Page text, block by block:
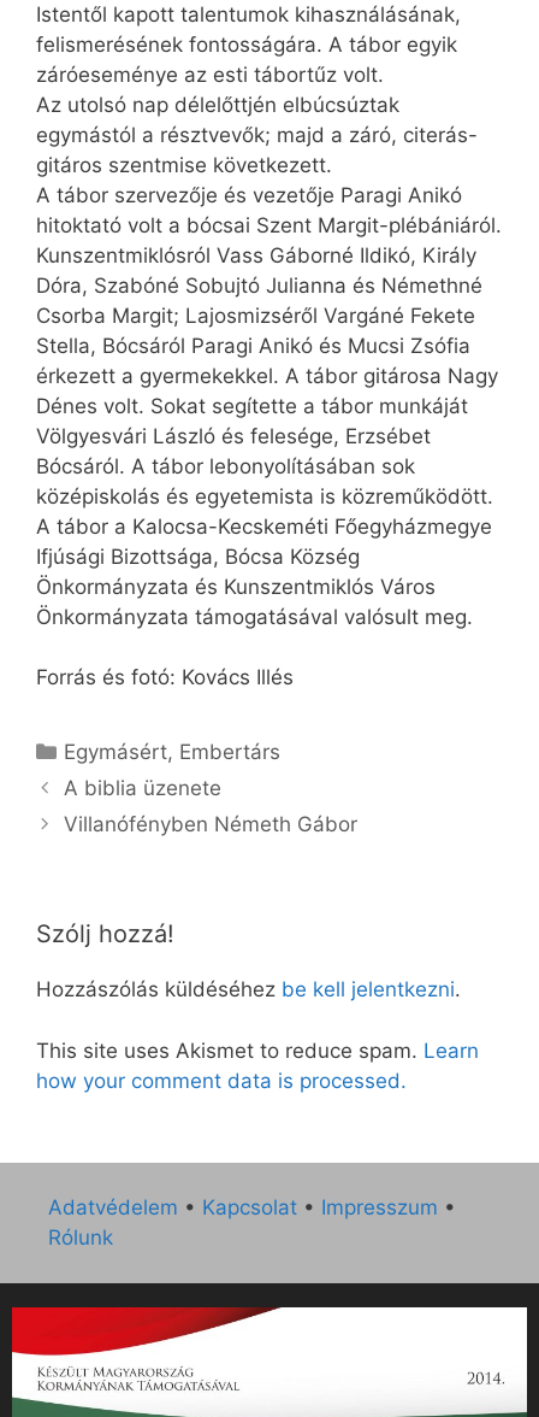
Istentől kapott talentumok kihasználásának,
felismerésének fontosságára. A tábor egyik
záróeseménye az esti tábortűz volt.
Az utolsó nap délelőttjén elbúcsúztak
egymástól a résztvevők; majd a záró, citerás-
gitáros szentmise következett.
A tábor szervezője és vezetője Paragi Anikó
hitoktató volt a bócsai Szent Margit-plébániáról.
Kunszentmiklósról Vass Gáborné Ildikó, Király
Dóra, Szabóné Sobujtó Julianna és Némethné
Csorba Margit; Lajosmizséről Vargáné Fekete
Stella, Bócsáról Paragi Anikó és Mucsi Zsófia
érkezett a gyermekekkel. A tábor gitárosa Nagy
Dénes volt. Sokat segítette a tábor munkáját
Völgyesvári László és felesége, Erzsébet
Bócsáról. A tábor lebonyolításában sok
középiskolás és egyetemista is közreműködött.
A tábor a Kalocsa-Kecskeméti Főegyházmegye
Ifjúsági Bizottsága, Bócsa Község
Önkormányzata és Kunszentmiklós Város
Önkormányzata támogatásával valósult meg.
Forrás és fotó: Kovács Illés
Kategória
Egymásért, Embertárs
A biblia üzenete
Villanófényben Németh Gábor
Szólj hozzá!
Hozzászólás küldéséhez be kell jelentkezni.
This site uses Akismet to reduce spam. Learn
how your comment data is processed.
Adatvédelem • Kapcsolat • Impresszum •
Rólunk